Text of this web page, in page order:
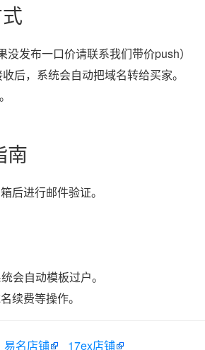
没发布一口价请联系我们带价push）
后，系统会自动把域名转给买家。
南
后进行邮件验证。
会自动模板过户。
续费等操作。
易名店铺 17ex店铺